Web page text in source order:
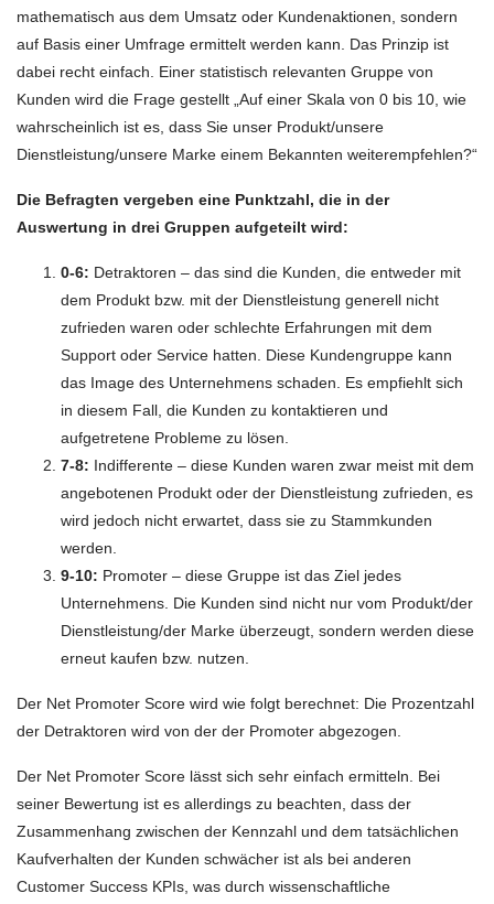
mathematisch aus dem Umsatz oder Kundenaktionen, sondern
auf Basis einer Umfrage ermittelt werden kann. Das Prinzip ist
dabei recht einfach. Einer statistisch relevanten Gruppe von
Kunden wird die Frage gestellt „Auf einer Skala von 0 bis 10, wie
wahrscheinlich ist es, dass Sie unser Produkt/unsere
Dienstleistung/unsere Marke einem Bekannten weiterempfehlen?“
Die Befragten vergeben eine Punktzahl, die in der
Auswertung in drei Gruppen aufgeteilt wird:
0-6: Detraktoren – das sind die Kunden, die entweder mit
dem Produkt bzw. mit der Dienstleistung generell nicht
zufrieden waren oder schlechte Erfahrungen mit dem
Support oder Service hatten. Diese Kundengruppe kann
das Image des Unternehmens schaden. Es empfiehlt sich
in diesem Fall, die Kunden zu kontaktieren und
aufgetretene Probleme zu lösen.
7-8: Indifferente – diese Kunden waren zwar meist mit dem
angebotenen Produkt oder der Dienstleistung zufrieden, es
wird jedoch nicht erwartet, dass sie zu Stammkunden
werden.
9-10: Promoter – diese Gruppe ist das Ziel jedes
Unternehmens. Die Kunden sind nicht nur vom Produkt/der
Dienstleistung/der Marke überzeugt, sondern werden diese
erneut kaufen bzw. nutzen.
Der Net Promoter Score wird wie folgt berechnet: Die Prozentzahl
der Detraktoren wird von der der Promoter abgezogen.
Der Net Promoter Score lässt sich sehr einfach ermitteln. Bei
seiner Bewertung ist es allerdings zu beachten, dass der
Zusammenhang zwischen der Kennzahl und dem tatsächlichen
Kaufverhalten der Kunden schwächer ist als bei anderen
Customer Success KPIs, was durch wissenschaftliche